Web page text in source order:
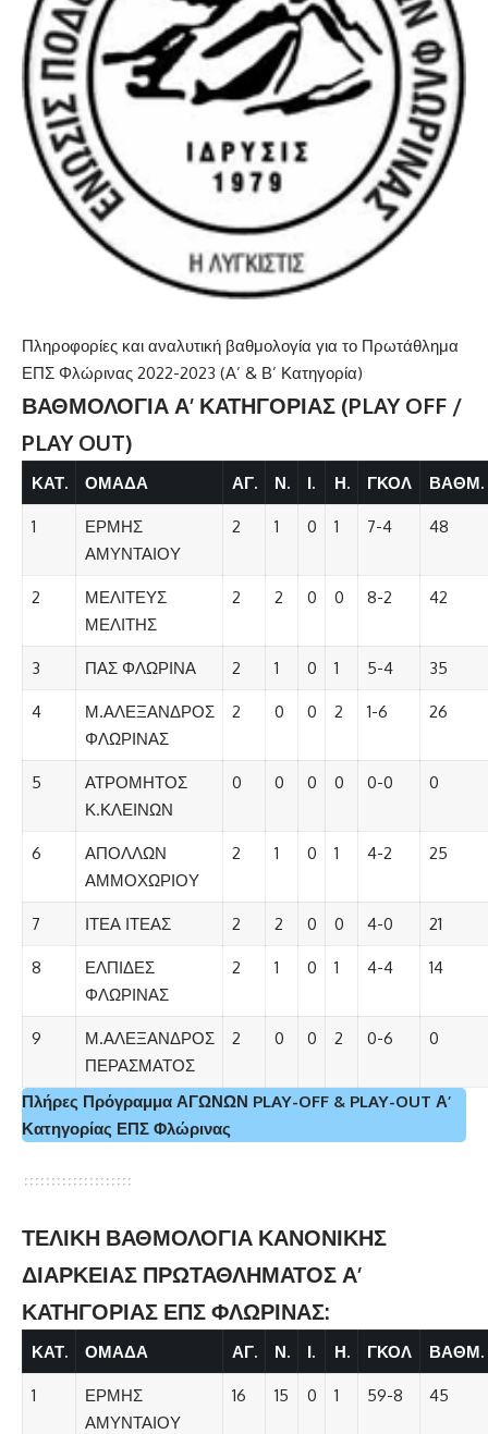
Πληροφορίες και αναλυτική βαθμολογία για το Πρωτάθλημα
ΕΠΣ Φλώρινας 2022-2023 (Α’ & Β’ Κατηγορία)
ΒΑΘΜΟΛΟΓΙΑ Α’ ΚΑΤΗΓΟΡΙΑΣ (PLAY OFF /
PLAY OUT)
ΚΑΤ. ΟΜΑΔΑ ΑΓ. Ν. Ι. Η. ΓΚΟΛ ΒΑΘΜ.
1
ΕΡΜΗΣ
ΑΜΥΝΤΑΙΟΥ
2 1 0 1 7-4 48
2
ΜΕΛΙΤΕΥΣ
ΜΕΛΙΤΗΣ
2 2 0 0 8-2 42
3 ΠΑΣ ΦΛΩΡΙΝΑ 2 1 0 1 5-4 35
4
Μ.ΑΛΕΞΑΝΔΡΟΣ
ΦΛΩΡΙΝΑΣ
2 0 0 2 1-6 26
5
ΑΤΡΟΜΗΤΟΣ
Κ.ΚΛΕΙΝΩΝ
0 0 0 0 0-0 0
6
ΑΠΟΛΛΩΝ
ΑΜΜΟΧΩΡΙΟΥ
2 1 0 1 4-2 25
7 ΙΤΕΑ ΙΤΕΑΣ 2 2 0 0 4-0 21
8
ΕΛΠΙΔΕΣ
ΦΛΩΡΙΝΑΣ
2 1 0 1 4-4 14
9
Μ.ΑΛΕΞΑΝΔΡΟΣ
ΠΕΡΑΣΜΑΤΟΣ
2 0 0 2 0-6 0
Πλήρες Πρόγραμμα ΑΓΩΝΩΝ PLAY-OFF & PLAY-OUT Α’
Κατηγορίας ΕΠΣ Φλώρινας
ΤΕΛΙΚΗ ΒΑΘΜΟΛΟΓΙΑ ΚΑΝΟΝΙΚΗΣ
ΔΙΑΡΚΕΙΑΣ ΠΡΩΤΑΘΛΗΜΑΤΟΣ Α’
ΚΑΤΗΓΟΡΙΑΣ ΕΠΣ ΦΛΩΡΙΝΑΣ:
ΚΑΤ. ΟΜΑΔΑ ΑΓ. Ν. Ι. Η. ΓΚΟΛ ΒΑΘΜ.
1
ΕΡΜΗΣ
ΑΜΥΝΤΑΙΟΥ
16 15 0 1 59-8 45